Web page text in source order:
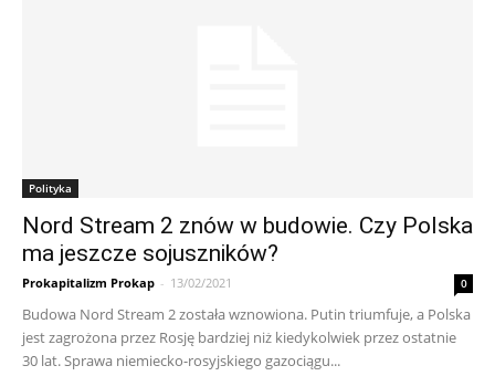
Polityka
Nord Stream 2 znów w budowie. Czy Polska
ma jeszcze sojuszników?
Prokapitalizm Prokap - 13/02/2021 0
Budowa Nord Stream 2 została wznowiona. Putin triumfuje, a Polska
jest zagrożona przez Rosję bardziej niż kiedykolwiek przez ostatnie
30 lat. Sprawa niemiecko-rosyjskiego gazociągu...